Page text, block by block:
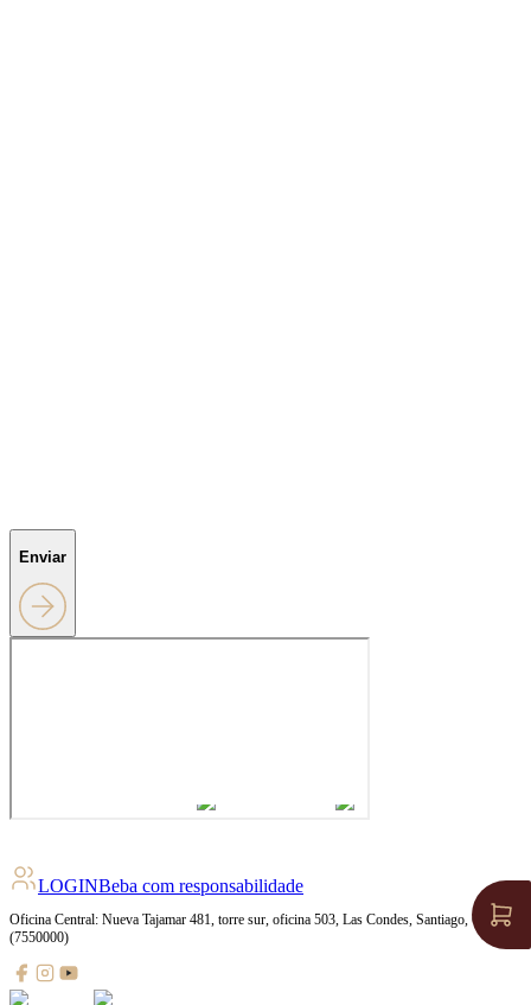
Enviar
LOGINBeba com responsabilidade
Oficina Central: Nueva Tajamar 481, torre sur, oficina 503, Las Condes, Santiago, Chile
(7550000)